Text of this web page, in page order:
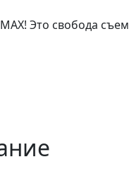
Это свобода